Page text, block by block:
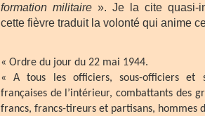
formation militaire ». Je la cite quasi-
cette fièvre traduit la volonté qui anime
« Ordre du jour du 22 mai 1944.
« A tous les officiers, sous-officiers et
françaises de l’intérieur, combattants des
francs, francs-tireurs et partisans, hommes